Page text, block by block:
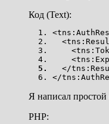
Код (Text):
</
</
Я написал простой
PHP: